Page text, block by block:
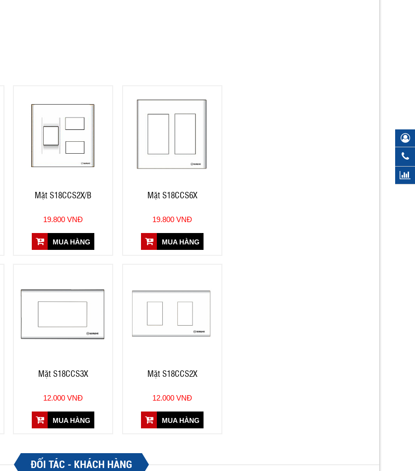
Mặt S18CCS2X/B
19.800 VNĐ
MUA HÀNG
Mặt S18CCS6X
19.800 VNĐ
MUA HÀNG
Mặt S18CCS3X
12.000 VNĐ
MUA HÀNG
Mặt S18CCS2X
12.000 VNĐ
MUA HÀNG
ĐỐI TÁC - KHÁCH HÀNG